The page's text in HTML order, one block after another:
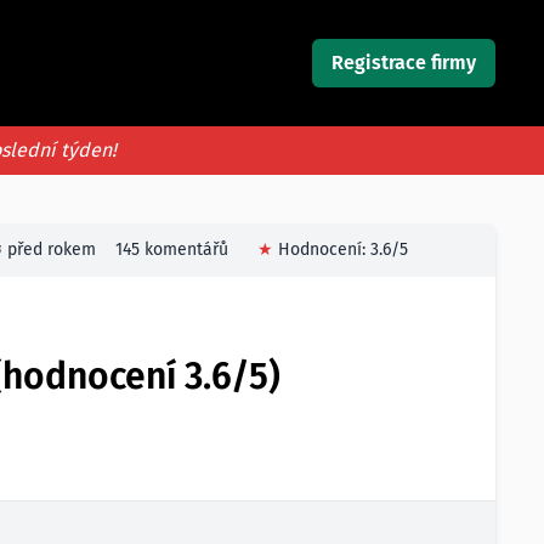
Registrace firmy
týden!
před rokem 145 komentářů ★ Hodnocení: 3.6/5
3.6/5)